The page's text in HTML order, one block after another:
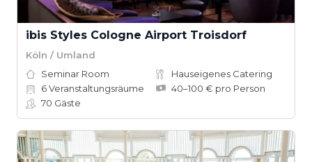
ibis Styles Cologne Airport Troisdorf
Köln / Umland
Seminar Room
Hauseigenes Catering
6Veranstaltungsräume
40–100 € pro Person
70 Gäste